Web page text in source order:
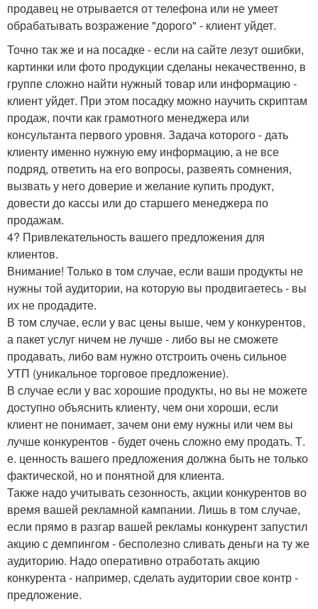
продавец не отрывается от телефона или не умеет
обрабатывать возражение "дорого" - клиент уйдет.
Точно так же и на посадке - если на сайте лезут ошибки,
картинки или фото продукции сделаны некачественно, в
группе сложно найти нужный товар или информацию -
клиент уйдет. При этом посадку можно научить скриптам
продаж, почти как грамотного менеджера или
консультанта первого уровня. Задача которого - дать
клиенту именно нужную ему информацию, а не все
подряд, ответить на его вопросы, развеять сомнения,
вызвать у него доверие и желание купить продукт,
довести до кассы или до старшего менеджера по
продажам.
4? Привлекательность вашего предложения для
клиентов.
Внимание! Только в том случае, если ваши продукты не
нужны той аудитории, на которую вы продвигаетесь - вы
их не продадите.
В том случае, если у вас цены выше, чем у конкурентов,
а пакет услуг ничем не лучше - либо вы не сможете
продавать, либо вам нужно отстроить очень сильное
УТП (уникальное торговое предложение).
В случае если у вас хорошие продукты, но вы не можете
доступно объяснить клиенту, чем они хороши, если
клиент не понимает, зачем они ему нужны или чем вы
лучше конкурентов - будет очень сложно ему продать. Т.
е. ценность вашего предложения должна быть не только
фактической, но и понятной для клиента.
Также надо учитывать сезонность, акции конкурентов во
время вашей рекламной кампании. Лишь в том случае,
если прямо в разгар вашей рекламы конкурент запустил
акцию с демпингом - бесполезно сливать деньги на ту же
аудиторию. Надо оперативно отработать акцию
конкурента - например, сделать аудитории свое контр -
предложение.